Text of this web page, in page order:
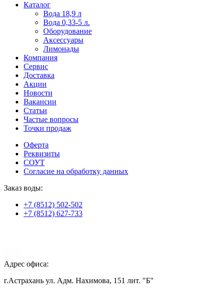
Пользователи
офіційний
сайт
через
разные
сайты.
можно
встретить
онлайн
казино
среди
обсуждаемых
тем.
Каталог
Вода 18,9 л
Вода 0,33-5 л.
Оборудование
Аксессуары
Лимонады
Компания
Сервис
Доставка
Акции
Новости
Вакансии
Статьи
Частые вопросы
Точки продаж
Оферта
Реквизиты
СОУТ
Согласие на обработку данных
Заказ воды:
+7 (8512) 502-502
+7 (8512) 627-733
Адрес офиса:
г.Астрахань ул. Адм. Нахимова, 151 лит. "Б"